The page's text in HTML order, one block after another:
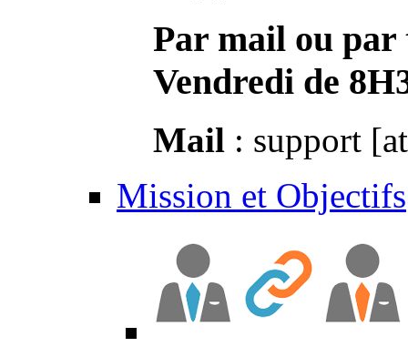
Par mail ou par
Vendredi de
Mail : support
Mission et Objectifs